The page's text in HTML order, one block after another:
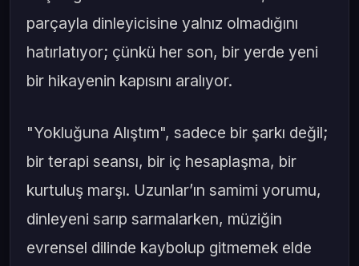
parçayla dinleyicisine yalnız olmadığını
hatırlatıyor; çünkü her son, bir yerde yeni
bir hikayenin kapısını aralıyor.
"Yokluğuna Alıştım", sadece bir şarkı değil;
bir terapi seansı, bir iç hesaplaşma, bir
kurtuluş marşı. Uzunlar’ın samimi yorumu,
dinleyeni sarıp sarmalarken, müziğin
evrensel dilinde kaybolup gitmemek elde